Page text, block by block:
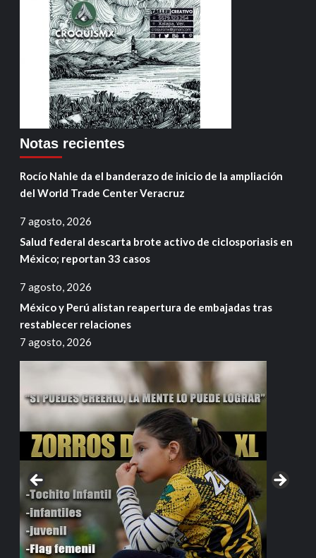
Notas recientes
Rocío Nahle da el banderazo de inicio de la ampliación
del World Trade Center Veracruz
7 agosto, 2026
Salud federal descarta brote activo de ciclosporiasis en
México; reportan 33 casos
7 agosto, 2026
México y Perú alistan reapertura de embajadas tras
restablecer relaciones
7 agosto, 2026